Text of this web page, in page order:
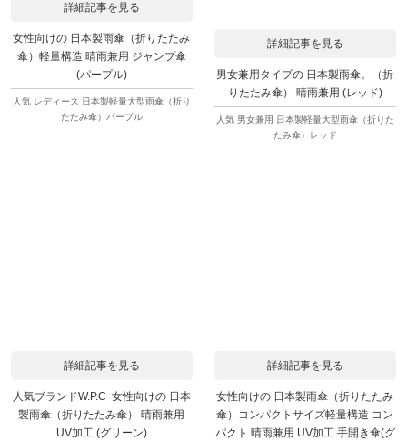
詳細記事を見る
女性向けの 日本製雨傘（折りたたみ
傘）軽量構造 晴雨兼用 ジャンプ傘
(パープル)
人気 レディース 日本製軽量大型雨傘（折り
たたみ傘）パープル
詳細記事を見る
男女兼用タイプの 日本製雨傘。（折
りたたみ傘） 晴雨兼用 (レッド)
人気 男女兼用 日本製軽量大型雨傘（折りた
たみ傘）レッド
詳細記事を見る
人気ブランドW.P.C 女性向けの 日本
製雨傘（折りたたみ傘） 晴雨兼用
UV加工 (グリーン)
詳細記事を見る
女性向けの 日本製雨傘（折りたたみ
傘）コンパクトサイズ軽量構造 コン
パクト 晴雨兼用 UV加工 手開き傘(グ